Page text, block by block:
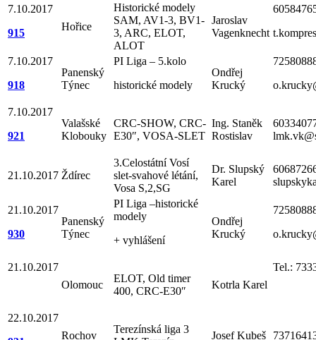
7.10.2017
915
Hořice
Historické modely
SAM, AV1-3, BV1-
3, ARC, ELOT,
ALOT
Jaroslav
Vagenknecht
7.10.2017
918
Panenský
Týnec
PI Liga – 5.kolo
historické modely
Ondřej
Krucký
7.10.2017
921
Valašské
Klobouky
CRC-SHOW, CRC-
E30″, VOSA-SLET
Ing. Staněk
Rostislav
21.10.2017 Ždírec
3.Celostátní Vosí
slet-svahové létání,
Vosa S,2,SG
Dr. Slupský
Karel
21.10.2017
930
Panenský
Týnec
PI Liga –historické
modely
+ vyhlášení
Ondřej
Krucký
21.10.2017
Olomouc
ELOT, Old timer
400, CRC-E30″
Kotrla Karel
Tel.:
22.10.2017
Rochov
Terezínská liga 3
Josef Kubeš